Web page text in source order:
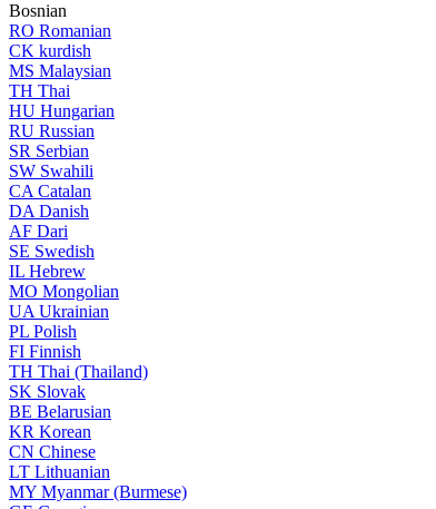
Bosnian
RO Romanian
CK kurdish
MS Malaysian
TH Thai
HU Hungarian
RU Russian
SR Serbian
SW Swahili
CA Catalan
DA Danish
AF Dari
SE Swedish
IL Hebrew
MO Mongolian
UA Ukrainian
PL Polish
FI Finnish
TH Thai (Thailand)
SK Slovak
BE Belarusian
KR Korean
CN Chinese
LT Lithuanian
MY Myanmar (Burmese)